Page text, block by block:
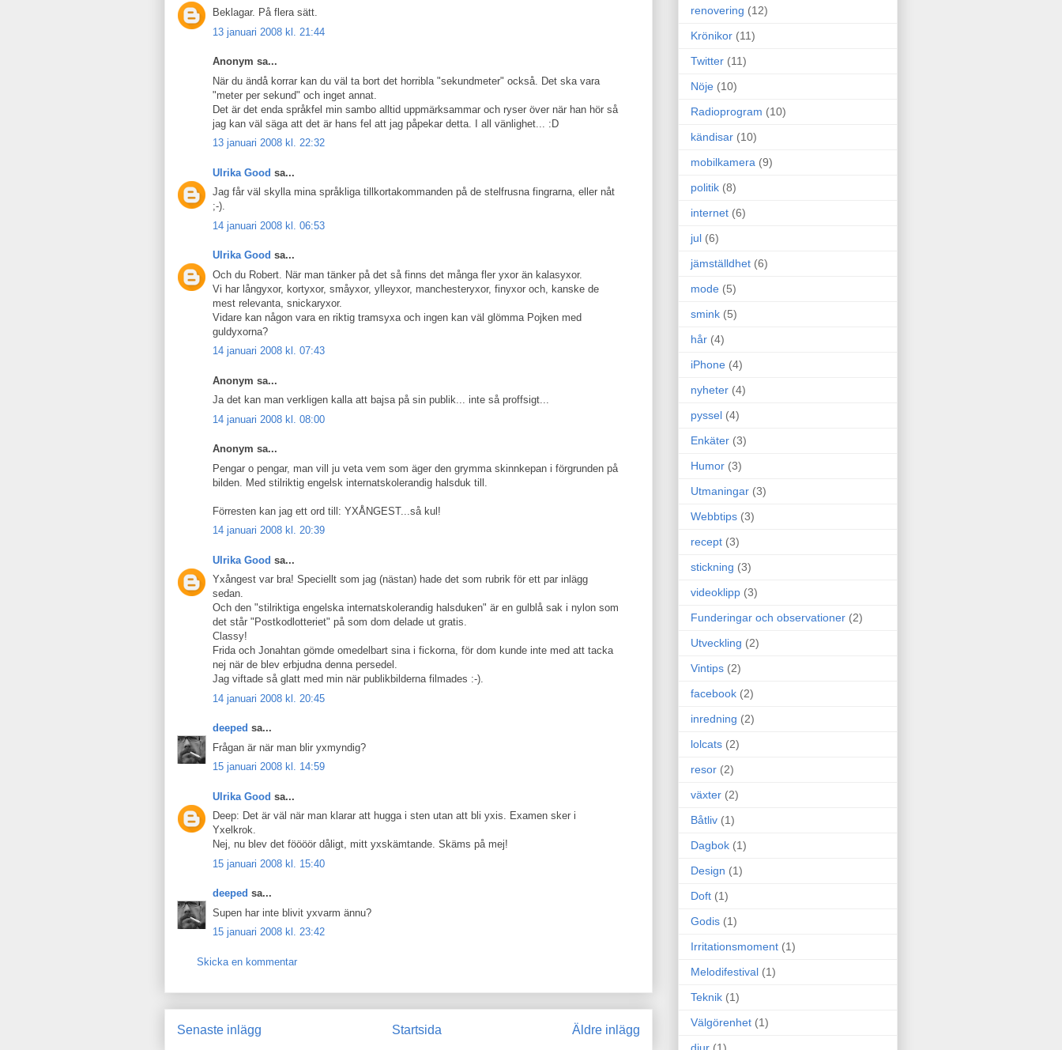
Beklagar. På flera sätt.
13 januari 2008 kl. 21:44
Anonym sa...
När du ändå korrar kan du väl ta bort det horribla "sekundmeter" också. Det ska vara
"meter per sekund" och inget annat.
Det är det enda språkfel min sambo alltid uppmärksammar och ryser över när han hör så
jag kan väl säga att det är hans fel att jag påpekar detta. I all vänlighet... :D
13 januari 2008 kl. 22:32
Ulrika Good sa...
Jag får väl skylla mina språkliga tillkortakommanden på de stelfrusna fingrarna, eller nåt
;-).
14 januari 2008 kl. 06:53
Ulrika Good sa...
Och du Robert. När man tänker på det så finns det många fler yxor än kalasyxor.
Vi har långyxor, kortyxor, småyxor, ylleyxor, manchesteryxor, finyxor och, kanske de
mest relevanta, snickaryxor.
Vidare kan någon vara en riktig tramsyxa och ingen kan väl glömma Pojken med
guldyxorna?
14 januari 2008 kl. 07:43
Anonym sa...
Ja det kan man verkligen kalla att bajsa på sin publik... inte så proffsigt...
14 januari 2008 kl. 08:00
Anonym sa...
Pengar o pengar, man vill ju veta vem som äger den grymma skinnkepan i förgrunden på
bilden. Med stilriktig engelsk internatskolerandig halsduk till.
Förresten kan jag ett ord till: YXÅNGEST...så kul!
14 januari 2008 kl. 20:39
Ulrika Good sa...
Yxångest var bra! Speciellt som jag (nästan) hade det som rubrik för ett par inlägg
sedan.
Och den "stilriktiga engelska internatskolerandig halsduken" är en gulblå sak i nylon som
det står "Postkodlotteriet" på som dom delade ut gratis.
Classy!
Frida och Jonahtan gömde omedelbart sina i fickorna, för dom kunde inte med att tacka
nej när de blev erbjudna denna persedel.
Jag viftade så glatt med min när publikbilderna filmades :-).
14 januari 2008 kl. 20:45
deeped sa...
Frågan är när man blir yxmyndig?
15 januari 2008 kl. 14:59
Ulrika Good sa...
Deep: Det är väl när man klarar att hugga i sten utan att bli yxis. Examen sker i
Yxelkrok.
Nej, nu blev det föööör dåligt, mitt yxskämtande. Skäms på mej!
15 januari 2008 kl. 15:40
deeped sa...
Supen har inte blivit yxvarm ännu?
15 januari 2008 kl. 23:42
Skicka en kommentar
Senaste inlägg Äldre inlägg
Startsida
renovering (12)
Krönikor (11)
Twitter (11)
Nöje (10)
Radioprogram (10)
kändisar (10)
mobilkamera (9)
politik (8)
internet (6)
jul (6)
jämställdhet (6)
mode (5)
smink (5)
hår (4)
iPhone (4)
nyheter (4)
pyssel (4)
Enkäter (3)
Humor (3)
Utmaningar (3)
Webbtips (3)
recept (3)
stickning (3)
videoklipp (3)
Funderingar och observationer (2)
Utveckling (2)
Vintips (2)
facebook (2)
inredning (2)
lolcats (2)
resor (2)
växter (2)
Båtliv (1)
Dagbok (1)
Design (1)
Doft (1)
Godis (1)
Irritationsmoment (1)
Melodifestival (1)
Teknik (1)
Välgörenhet (1)